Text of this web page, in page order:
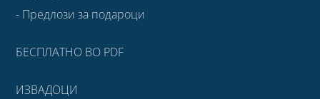
- Предлози за подароци
БЕСПЛАТНО ВО PDF
ИЗВАДОЦИ